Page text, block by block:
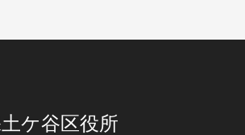
ケ谷区役所